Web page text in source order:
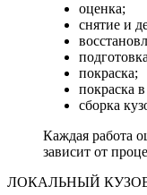
оценка;
снятие и
покраска;
покраска
сборка
Каждая работа
зависит от
ЛОКАЛЬНЫЙ